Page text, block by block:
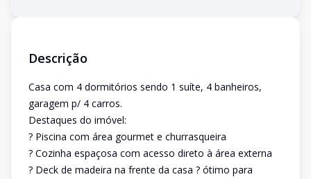
Descrição
Casa com 4 dormitórios sendo 1 suíte, 4 banheiros,
garagem p/ 4 carros.
Destaques do imóvel:
? Piscina com área gourmet e churrasqueira
? Cozinha espaçosa com acesso direto à área externa
? Deck de madeira na frente da casa ? ótimo para